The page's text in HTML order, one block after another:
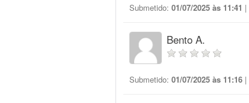
Submetido: 01/07/2025 às 11:41 |
Bento A.
Submetido: 01/07/2025 às 11:16 |